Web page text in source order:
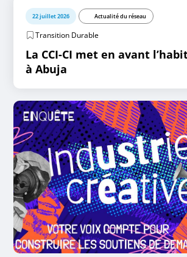
22 juillet 2026 Actualité du réseau
Transition Durable
La CCI-CI met en avant
à Abuja